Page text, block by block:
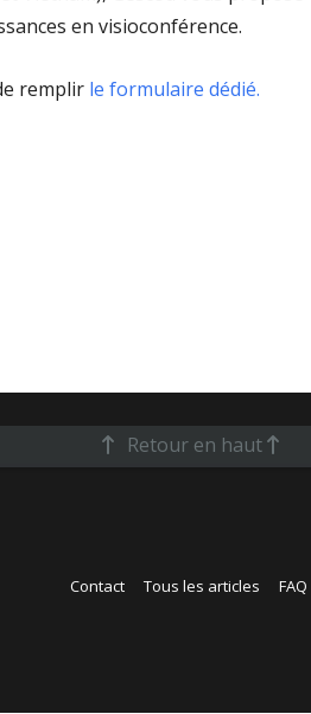
en visioconférence.
remplir le formulaire dédié.
Retour en haut
Contact Tous les articles FAQ